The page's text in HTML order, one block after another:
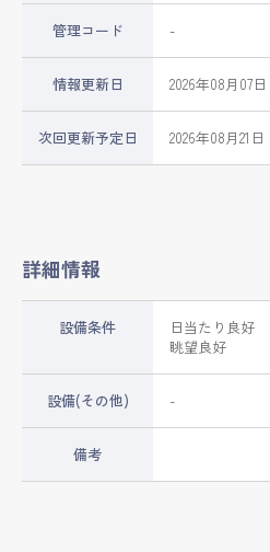
管理コード -
情報更新日 2026年08月07日
次回更新予定日 2026年08月21日
詳細情報
設備条件
日当たり良好
眺望良好
設備(その他) -
備考